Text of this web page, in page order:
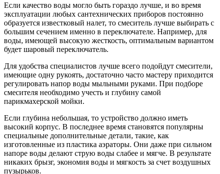
Если качество воды могло быть гораздо лучше, и во время
эксплуатации любых сантехнических приборов постоянно
образуется известковый налет, то смеситель лучше выбирать с
большим сечением именно в переключателе. Например, для
воды, имеющей высокую жесткость, оптимальным вариантом
будет шаровый переключатель.
Для удобства специалистов лучше всего подойдут смесители,
имеющие одну рукоять, достаточно часто мастеру приходится
регулировать напор воды мыльными руками. При подборе
смесителя необходимо учесть и глубину самой
парикмахерской мойки.
Если глубина небольшая, то устройство должно иметь
высокий корпус. В последнее время становятся популярны
специальные дополнительные детали, такие, как
изготовленные из пластика аэраторы. Они даже при сильном
напоре воды делают струю воды слабее и мягче. В результате
никаких брызг, экономия воды и мягкость за счет воздушных
пузырьков.